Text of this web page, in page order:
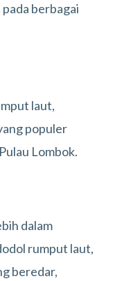
berbagai
laut,
populer
Lombok.
dalam
rumput laut,
beredar,